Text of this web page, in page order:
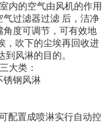
内的空气由风机的作用
过滤器过滤 后，洁净
度可调节，可有效地
，吹下的尘埃再回收进
到风淋的目的。
大类：
锈钢风淋
配置成喷淋实行自动控